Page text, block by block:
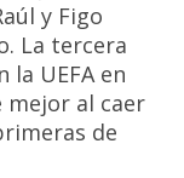
y Figo
La tercera
la UEFA en
mejor al caer
de